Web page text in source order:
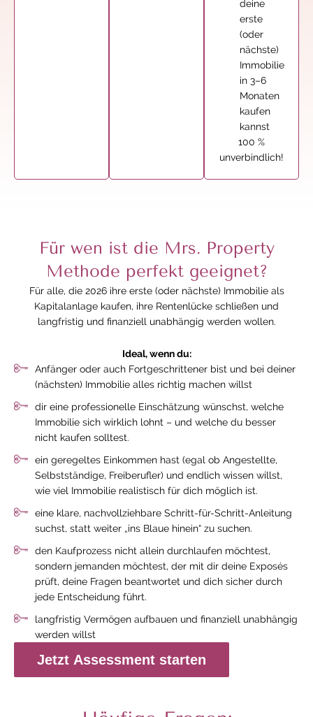
deine
erste
(oder
nächste)
Immobilie
in 3–6
Monaten
kaufen
kannst
100 %
unverbindlich!
Für wen ist die Mrs. Property
Methode perfekt geeignet?
Für alle, die 2026 ihre erste (oder nächste) Immobilie als
Kapitalanlage kaufen, ihre Rentenlücke schließen und
langfristig und finanziell unabhängig werden wollen.
Ideal, wenn du:
Anfänger oder auch Fortgeschrittener bist und bei deiner
(nächsten) Immobilie alles richtig machen willst
dir eine professionelle Einschätzung wünschst, welche
Immobilie sich wirklich lohnt – und welche du besser
nicht kaufen solltest.
ein geregeltes Einkommen hast (egal ob Angestellte,
Selbstständige, Freiberufler) und endlich wissen willst,
wie viel Immobilie realistisch für dich möglich ist.
eine klare, nachvollziehbare Schritt-für-Schritt-Anleitung
suchst, statt weiter „ins Blaue hinein“ zu suchen.
den Kaufprozess nicht allein durchlaufen möchtest,
sondern jemanden möchtest, der mit dir deine Exposés
prüft, deine Fragen beantwortet und dich sicher durch
jede Entscheidung führt.
langfristig Vermögen aufbauen und finanziell unabhängig
werden willst
Jetzt Assessment starten